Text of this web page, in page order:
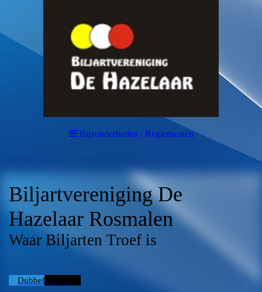
Bijzonderheden / Reglementen
Biljartvereniging De
Hazelaar Rosmalen
Waar Biljarten Troef is
Dubbelpartijen